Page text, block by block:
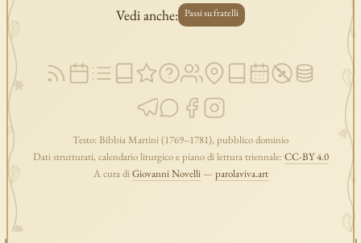
Vedi anche: Passi su fratelli
Testo: Bibbia Martini (1769–1781), pubblico dominio
Dati strutturati, calendario liturgico e piano di lettura triennale: CC-BY 4.0
A cura diGiovanni Novelli—parolaviva.art